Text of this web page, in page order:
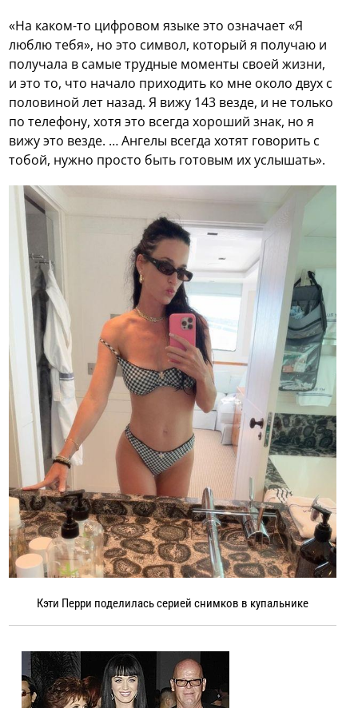
«На каком-то цифровом языке это означает «Я
люблю тебя», но это символ, который я получаю и
получала в самые трудные моменты своей жизни,
и это то, что начало приходить ко мне около двух с
половиной лет назад. Я вижу 143 везде, и не только
по телефону, хотя это всегда хороший знак, но я
вижу это везде. … Ангелы всегда хотят говорить с
тобой, нужно просто быть готовым их услышать».
Кэти Перри поделилась серией снимков в купальнике